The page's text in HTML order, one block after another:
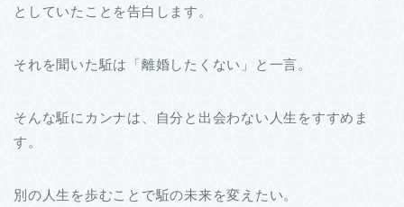
としていたことを告白します。
それを聞いた駈は「離婚したくない」と一言。
そんな駈にカンナは、自分と出会わない人生をすすめま
す。
別の人生を歩むことで駈の未来を変えたい。